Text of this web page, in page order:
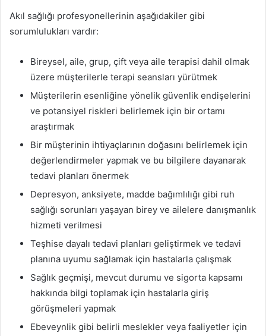
Akıl sağlığı profesyonellerinin aşağıdakiler gibi
sorumlulukları vardır:
Bireysel, aile, grup, çift veya aile terapisi dahil olmak
üzere müşterilerle terapi seansları yürütmek
Müşterilerin esenliğine yönelik güvenlik endişelerini
ve potansiyel riskleri belirlemek için bir ortamı
araştırmak
Bir müşterinin ihtiyaçlarının doğasını belirlemek için
değerlendirmeler yapmak ve bu bilgilere dayanarak
tedavi planları önermek
Depresyon, anksiyete, madde bağımlılığı gibi ruh
sağlığı sorunları yaşayan birey ve ailelere danışmanlık
hizmeti verilmesi
Teşhise dayalı tedavi planları geliştirmek ve tedavi
planına uyumu sağlamak için hastalarla çalışmak
Sağlık geçmişi, mevcut durumu ve sigorta kapsamı
hakkında bilgi toplamak için hastalarla giriş
görüşmeleri yapmak
Ebeveynlik gibi belirli meslekler veya faaliyetler için